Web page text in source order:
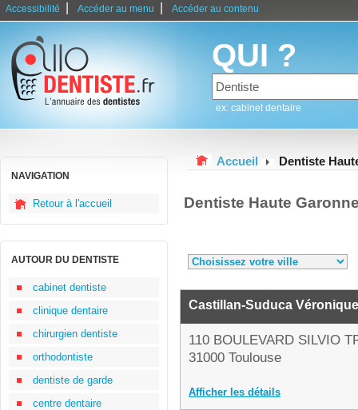
Accessibilité Accéder au menu Accéder au contenu
QUI ?
ex: cabinet dentaire
NAVIGATION
Retour à l'accueil
AUTOUR DU DENTISTE
cabinet dentiste
clinique dentaire
chirurgien dentiste
orthodontiste
dentiste de garde
centre dentaire
Accueil Dentiste
Dentiste Haute
Castillan-Suduca Véronique
110 BOULEVARD SILVIO
31000 Toulouse
Afficher les détails